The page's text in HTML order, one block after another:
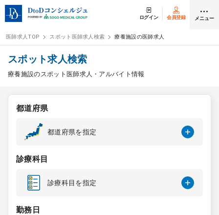
ログイン 会員登録 メニュー
ログイン
医師求人
常勤検索
スポット検索
DtoDの転職・
医師求人TOP スポット医師求人検索 療養施設の医師求人
スポット求人検索
療養施設のスポット医師求人・アルバイト情報
都道府県
都道府県を指定
診療科目
診療科目を指定
勤務日